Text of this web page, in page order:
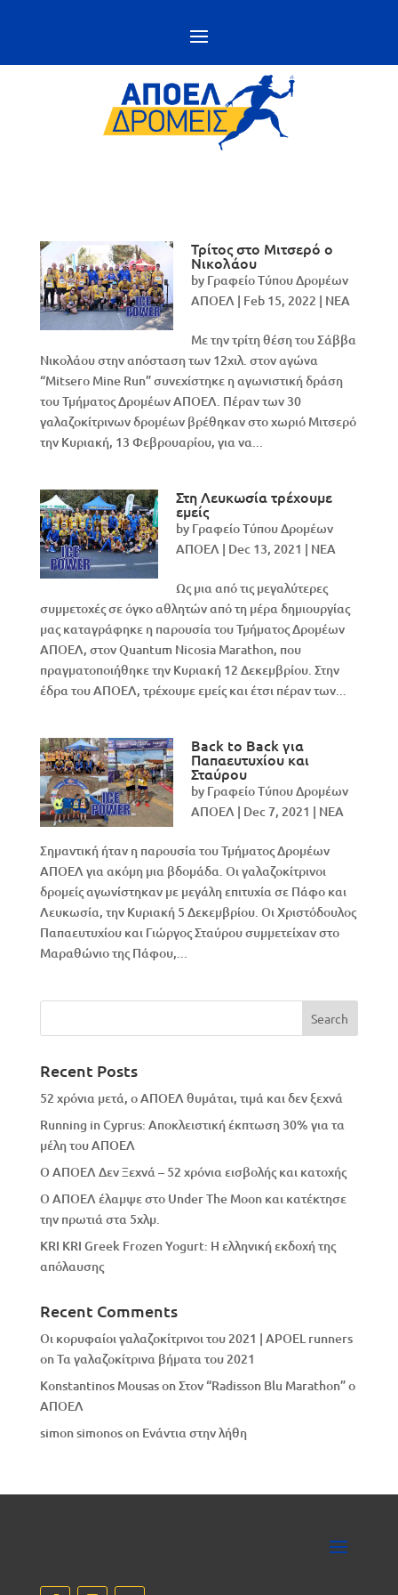
Τρίτος στο Μιτσερό ο
Νικολάου
by Γραφείο Τύπου Δρομέων
ΑΠΟΕΛ | Feb 15, 2022 | NEA
Με την τρίτη θέση του Σάββα
Νικολάου στην απόσταση των 12χιλ. στον αγώνα
“Mitsero Mine Run” συνεχίστηκε η αγωνιστική δράση
του Τμήματος Δρομέων ΑΠΟΕΛ. Πέραν των 30
γαλαζοκίτρινων δρομέων βρέθηκαν στο χωριό Μιτσερό
την Κυριακή, 13 Φεβρουαρίου, για να...
Στη Λευκωσία τρέχουμε
εμείς
by Γραφείο Τύπου Δρομέων
ΑΠΟΕΛ | Dec 13, 2021 | NEA
Ως μια από τις μεγαλύτερες
συμμετοχές σε όγκο αθλητών από τη μέρα δημιουργίας
μας καταγράφηκε η παρουσία του Τμήματος Δρομέων
ΑΠΟΕΛ, στον Quantum Nicosia Marathon, που
πραγματοποιήθηκε την Κυριακή 12 Δεκεμβρίου. Στην
έδρα του ΑΠΟΕΛ, τρέχουμε εμείς και έτσι πέραν των...
Back to Back για
Παπαευτυχίου και
Σταύρου
by Γραφείο Τύπου Δρομέων
ΑΠΟΕΛ | Dec 7, 2021 | NEA
Σημαντική ήταν η παρουσία του Τμήματος Δρομέων
ΑΠΟΕΛ για ακόμη μια βδομάδα. Οι γαλαζοκίτρινοι
δρομείς αγωνίστηκαν με μεγάλη επιτυχία σε Πάφο και
Λευκωσία, την Κυριακή 5 Δεκεμβρίου. Οι Χριστόδουλος
Παπαευτυχίου και Γιώργος Σταύρου συμμετείχαν στο
Μαραθώνιο της Πάφου,...
Recent Posts
52 χρόνια μετά, ο ΑΠΟΕΛ θυμάται, τιμά και δεν ξεχνά
Running in Cyprus: Αποκλειστική έκπτωση 30% για τα
μέλη του ΑΠΟΕΛ
Ο ΑΠΟΕΛ Δεν Ξεχνά – 52 χρόνια εισβολής και κατοχής
Ο ΑΠΟΕΛ έλαμψε στο Under The Moon και κατέκτησε
την πρωτιά στα 5χλμ.
KRI KRI Greek Frozen Yogurt: Η ελληνική εκδοχή της
απόλαυσης
Recent Comments
Οι κορυφαίοι γαλαζοκίτρινοι του 2021 | APOEL runners
onΤα γαλαζοκίτρινα βήματα του 2021
Konstantinos MousasonΣτον “Radisson Blu Marathon” ο
ΑΠΟΕΛ
simon simonoson Eνάντια στην λήθη